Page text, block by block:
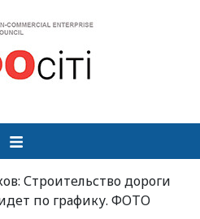
Строительство дороги
по графику. ФОТО